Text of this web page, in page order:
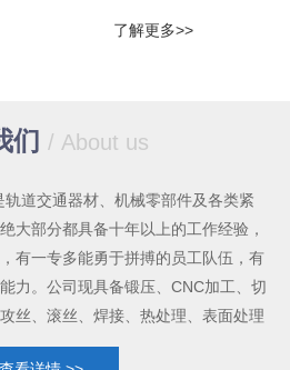
了解更多>>
们 / About us
道交通器材、机械零部件及各类紧
大部分都具备十年以上的工作经验，
有一专多能勇于拼搏的员工队伍，有
力。公司现具备锻压、CNC加工、切
丝、滚丝、焊接、热处理、表面处理
能力，各类生产设备共六十多台套。